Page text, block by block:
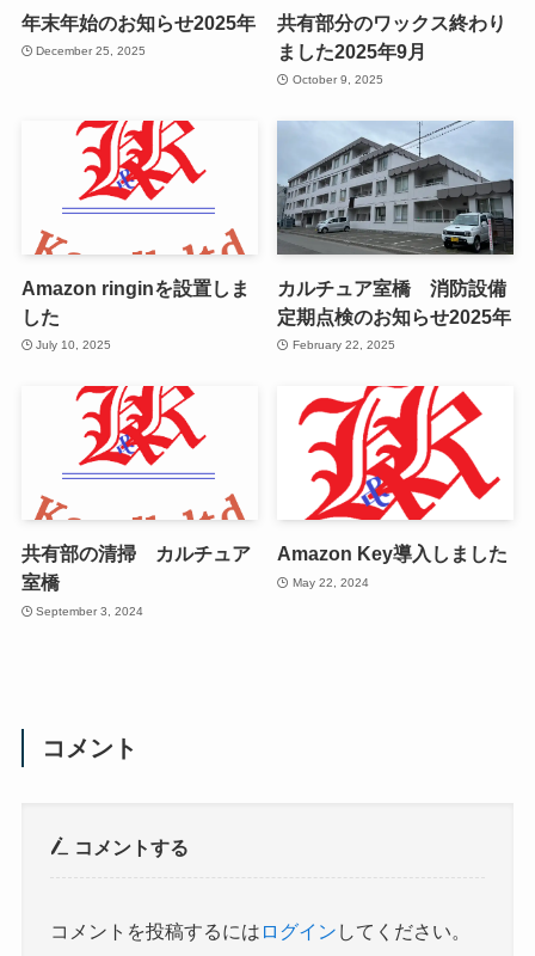
年末年始のお知らせ2025年
December 25, 2025
共有部分のワックス終わり
ました2025年9月
October 9, 2025
Amazon ringinを設置しま
した
July 10, 2025
カルチュア室橋 消防設備
定期点検のお知らせ2025年
February 22, 2025
共有部の清掃 カルチュア
室橋
September 3, 2024
Amazon Key導入しました
May 22, 2024
コメント
コメントする
コメントを投稿するには ログイン してください。